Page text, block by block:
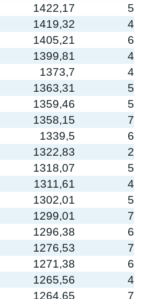
1422,17
5
1419,32
4
1405,21
6
1399,81
4
1373,7
4
1363,31
5
1359,46
5
1358,15
7
1339,5
6
1322,83
2
1318,07
5
1311,61
4
1302,01
5
1299,01
7
1296,38
6
1276,53
7
1271,38
6
1265,56
4
1264,65
7